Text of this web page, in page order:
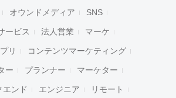
オウンドメディア SNS
ービス 法人営業 マーケ
リ コンテンツマーケティング
ー プランナー マーケター
エンド エンジニア リモート